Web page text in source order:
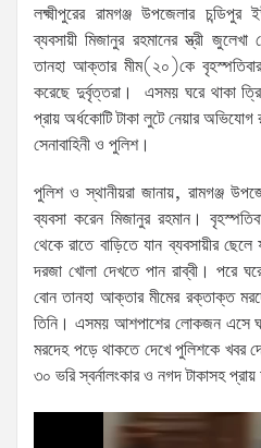
লক্ষ্মীপুরের রামগঞ্জ উপজেলার
ব্যবসায়ী মিজানুর রহমানের স্ত্রী
তানহা আক্তার মীম(২০)কে
করেছে দুর্বৃত্তরা। এসময় ঘরে থাকা
প্রায় অর্ধকোটি টাকা লুটে নেয়ার
সেনাবাহিনী ও পুলিশ।
পুলিশ ও স্থানীয়রা জানায়, রামগঞ্জ
ব্যবসা করেন মিজানুর রহমান।
থেকে রাতে বাড়িতে যান ব্যবসায়ীর
দরজা খোলা দেখতে পান রাব্বী। পরে
বোন তানহা আক্তার মীমের রক্তাক্ত
তিনি। এসময় আশপাশের লোকজন এসে
মরদেহ পড়ে থাকতে দেখে পুলিশকে খবর
৩০ ভরি স্বর্নালংকার ও নগদ টাকাসহ